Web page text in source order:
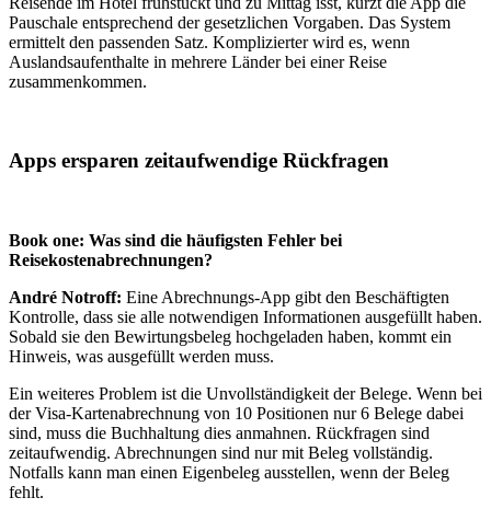
Pauschale entsprechend der gesetzlichen Vorgaben. Das System
ermittelt den passenden Satz. Komplizierter wird es, wenn
Auslandsaufenthalte in mehrere Länder bei einer Reise
zusammenkommen.
Apps ersparen zeitaufwendige Rückfragen
Book one: Was sind die häufigsten Fehler bei
Reisekostenabrechnungen?
André Notroff: Eine Abrechnungs-App gibt den Beschäftigten
Kontrolle, dass sie alle notwendigen Informationen ausgefüllt haben.
Sobald sie den Bewirtungsbeleg hochgeladen haben, kommt ein
Hinweis, was ausgefüllt werden muss.
Ein weiteres Problem ist die Unvollständigkeit der Belege. Wenn bei
der Visa-Kartenabrechnung von 10 Positionen nur 6 Belege dabei
sind, muss die Buchhaltung dies anmahnen. Rückfragen sind
zeitaufwendig. Abrechnungen sind nur mit Beleg vollständig.
Notfalls kann man einen Eigenbeleg ausstellen, wenn der Beleg
fehlt.